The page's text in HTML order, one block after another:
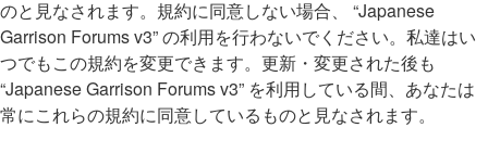
のと見なされます。規約に同意しない場合、 “Japanese
Garrison Forums v3” の利用を行わないでください。私達はい
つでもこの規約を変更できます。更新・変更された後も
“Japanese Garrison Forums v3” を利用している間、あなたは
常にこれらの規約に同意しているものと見なされます。